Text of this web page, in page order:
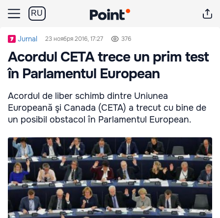
RU
Jurnal 23 ноября 2016, 17:27 376
Acordul CETA trece un prim test
în Parlamentul European
Acordul de liber schimb dintre Uniunea
Europeană şi Canada (CETA) a trecut cu bine de
un posibil obstacol în Parlamentul European.